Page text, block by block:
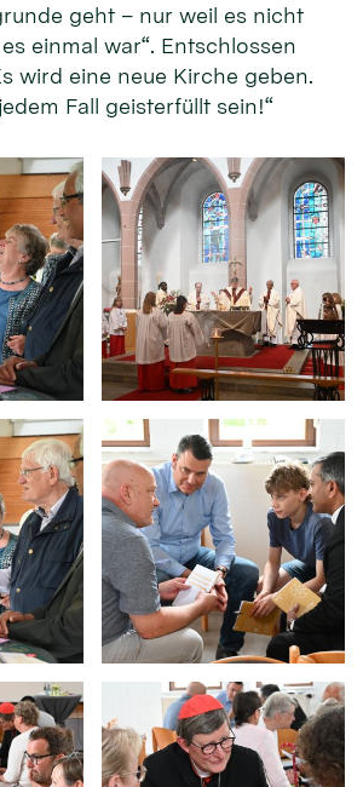
geht – nur weil es nicht
einmal war“. Entschlossen
wird eine neue Kirche geben.
Fall geisterfüllt sein!“